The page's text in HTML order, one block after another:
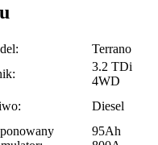
Terrano
3.2 TDi
4WD
Diesel
95Ah